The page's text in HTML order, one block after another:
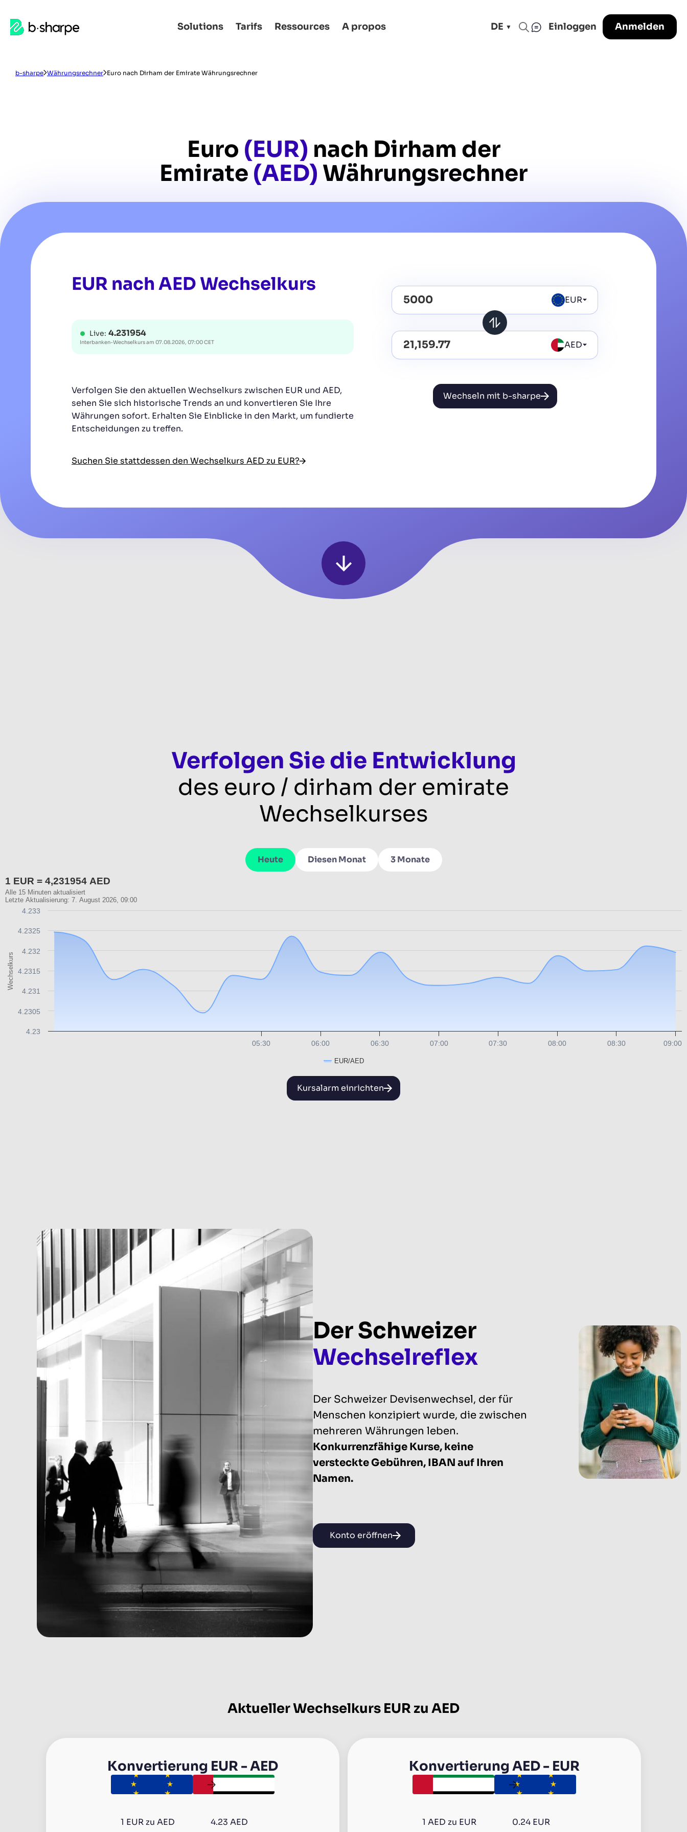
Zur
Zum
b-
sharpe
Solutions Tarifs Ressources A propos DE Einloggen Anmelden
b-sharpe Währungsrechner Euro nach Dirham der Emirate Währungsrechner
Euro (EUR) nach Dirham der
Emirate (AED) Währungsrechner
EUR nach AED Wechselkurs
Live: 4.231954
Interbanken-Wechselkurs am 07.08.2026, 07:00 CET
Verfolgen Sie den aktuellen Wechselkurs zwischen EUR und AED,
sehen Sie sich historische Trends an und konvertieren Sie Ihre
Währungen sofort. Erhalten Sie Einblicke in den Markt, um fundierte
Entscheidungen zu treffen.
Suchen Sie stattdessen den Wechselkurs AED zu EUR?
EUR
AED
Wechseln mit b-sharpe
Verfolgen Sie die Entwicklung
des euro / dirham der emirate
Wechselkurses
Heute Diesen Monat 3 Monate
Wechselkurs
1 EUR = 4,231954 AED
Alle 15 Minuten aktualisiert
Letzte Aktualisierung: 7. August 2026, 09:00
EUR/AED
05:30 06:00 06:30 07:00 07:30 08:00 08:30 09:00
4.23
4.2305
4.231
4.2315
4.232
4.2325
4.233
Kursalarm einrichten
Der Schweizer
Wechselreflex
Der Schweizer Devisenwechsel, der für
Menschen konzipiert wurde, die zwischen
mehreren Währungen leben.
Konkurrenzfähige Kurse, keine
versteckte Gebühren, IBAN auf Ihren
Namen.
Konto eröffnen
Aktueller Wechselkurs EUR zu AED
Konvertierung EUR-AED
1 EUR zu AED
4.23 AED
KonvertierungAED- EUR
1 AED zu EUR
0.24 EUR